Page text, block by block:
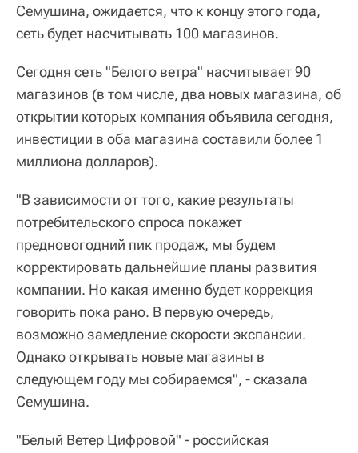
Семушина, ожидается, что к концу этого года,
сеть будет насчитывать 100 магазинов.
Сегодня сеть "Белого ветра" насчитывает 90
магазинов (в том числе, два новых магазина, об
открытии которых компания объявила сегодня,
инвестиции в оба магазина составили более 1
миллиона долларов).
"В зависимости от того, какие результаты
потребительского спроса покажет
предновогодний пик продаж, мы будем
корректировать дальнейшие планы развития
компании. Но какая именно будет коррекция
говорить пока рано. В первую очередь,
возможно замедление скорости экспансии.
Однако открывать новые магазины в
следующем году мы собираемся", - сказала
Семушина.
"Белый Ветер Цифровой" - российская